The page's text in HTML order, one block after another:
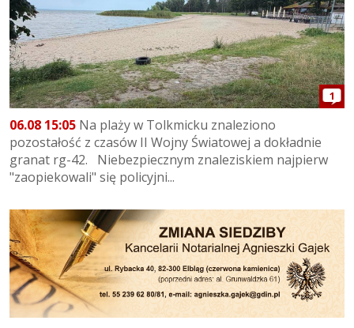
1
06.08 15:05 Na plaży w Tolkmicku znaleziono
pozostałość z czasów II Wojny Światowej a dokładnie
granat rg-42. Niebezpiecznym znaleziskiem najpierw
"zaopiekowali" się policyjni...